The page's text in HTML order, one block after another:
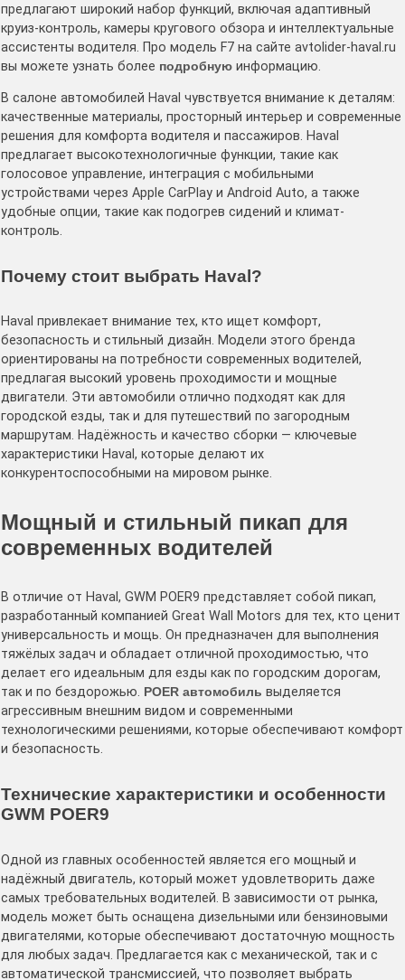
предлагают широкий набор функций, включая адаптивный
круиз-контроль, камеры кругового обзора и интеллектуальные
ассистенты водителя. Про модель F7 на сайте avtolider-haval.ru
вы можете узнать более подробную информацию.
В салоне автомобилей Haval чувствуется внимание к деталям:
качественные материалы, просторный интерьер и современные
решения для комфорта водителя и пассажиров. Haval
предлагает высокотехнологичные функции, такие как
голосовое управление, интеграция с мобильными
устройствами через Apple CarPlay и Android Auto, а также
удобные опции, такие как подогрев сидений и климат-
контроль.
Почему стоит выбрать Haval?
Haval привлекает внимание тех, кто ищет комфорт,
безопасность и стильный дизайн. Модели этого бренда
ориентированы на потребности современных водителей,
предлагая высокий уровень проходимости и мощные
двигатели. Эти автомобили отлично подходят как для
городской езды, так и для путешествий по загородным
маршрутам. Надёжность и качество сборки — ключевые
характеристики Haval, которые делают их
конкурентоспособными на мировом рынке.
Мощный и стильный пикап для
современных водителей
В отличие от Haval, GWM POER9 представляет собой пикап,
разработанный компанией Great Wall Motors для тех, кто ценит
универсальность и мощь. Он предназначен для выполнения
тяжёлых задач и обладает отличной проходимостью, что
делает его идеальным для езды как по городским дорогам,
так и по бездорожью. POER автомобиль выделяется
агрессивным внешним видом и современными
технологическими решениями, которые обеспечивают комфорт
и безопасность.
Технические характеристики и особенности
GWM POER9
Одной из главных особенностей является его мощный и
надёжный двигатель, который может удовлетворить даже
самых требовательных водителей. В зависимости от рынка,
модель может быть оснащена дизельными или бензиновыми
двигателями, которые обеспечивают достаточную мощность
для любых задач. Предлагается как с механической, так и с
автоматической трансмиссией, что позволяет выбрать